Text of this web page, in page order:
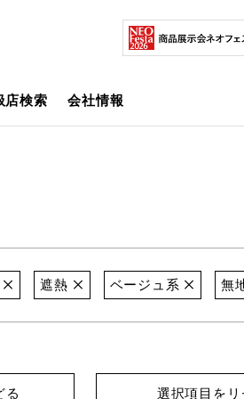
店検索 会社情報
遮熱 ベージュ系 無
る 選択項目をリ